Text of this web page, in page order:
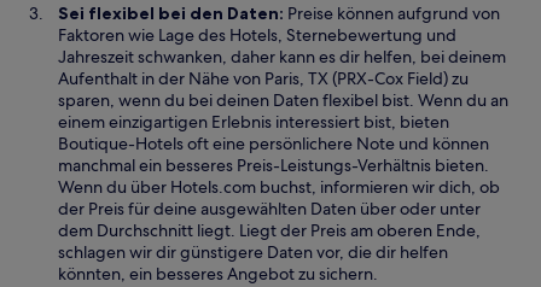
Sei flexibel bei den Daten: Preise können aufgrund von
Faktoren wie Lage des Hotels, Sternebewertung und
Jahreszeit schwanken, daher kann es dir helfen, bei deinem
Aufenthalt in der Nähe von Paris, TX (PRX-Cox Field) zu
sparen, wenn du bei deinen Daten flexibel bist. Wenn du an
einem einzigartigen Erlebnis interessiert bist, bieten
Boutique-Hotels oft eine persönlichere Note und können
manchmal ein besseres Preis-Leistungs-Verhältnis bieten.
Wenn du über Hotels.com buchst, informieren wir dich, ob
der Preis für deine ausgewählten Daten über oder unter
dem Durchschnitt liegt. Liegt der Preis am oberen Ende,
schlagen wir dir günstigere Daten vor, die dir helfen
könnten, ein besseres Angebot zu sichern.